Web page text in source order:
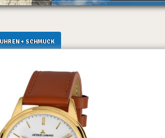
UHREN + SCHMUCK